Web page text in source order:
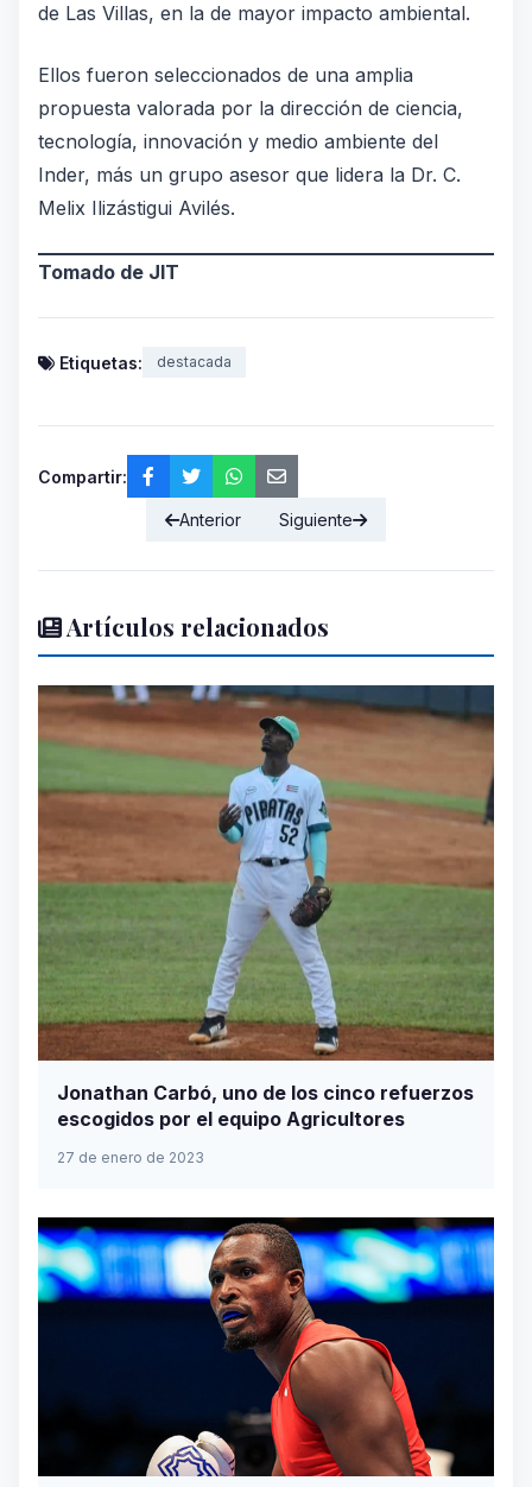
de Las Villas, en la de mayor impacto ambiental.
Ellos fueron seleccionados de una amplia
propuesta valorada por la dirección de ciencia,
tecnología, innovación y medio ambiente del
Inder, más un grupo asesor que lidera la Dr. C.
Melix Ilizástigui Avilés.
Tomado de JIT
Etiquetas: destacada
Compartir:
Anterior Siguiente
Artículos relacionados
Jonathan Carbó, uno de los cinco refuerzos
escogidos por el equipo Agricultores
27 de enero de 2023